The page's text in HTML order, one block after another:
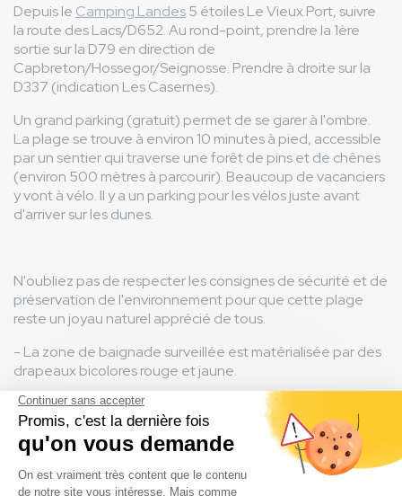
Depuis le Camping Landes5 étoiles Le Vieux Port, suivre
la route des Lacs/D652. Au rond-point, prendre la 1ère
sortie sur la D79 en direction de
Capbreton/Hossegor/Seignosse. Prendre à droite sur la
D337 (indication Les Casernes).
Un grand parking (gratuit) permet de se garer à l'ombre.
La plage se trouve à environ 10 minutes à pied, accessible
par un sentier qui traverse une forêt de pins et de chênes
(environ 500 mètres à parcourir). Beaucoup de vacanciers
y vont à vélo. Il y a un parking pour les vélos juste avant
d'arriver sur les dunes.
N'oubliez pas de respecter les consignes de sécurité et de
préservation de l'environnement pour que cette plage
reste un joyau naturel apprécié de tous.
- La zone de baignade surveillée est matérialisée par des
drapeaux bicolores rouge et jaune.
- Il est interdit de jeter sur la plage des déchets de toute
nature, y compris les mégots de cigarette.
- Les feux de camp et le camping sauvage sont interdits.
- À noter que les chiens ne sont pas autorisés sur la plage.